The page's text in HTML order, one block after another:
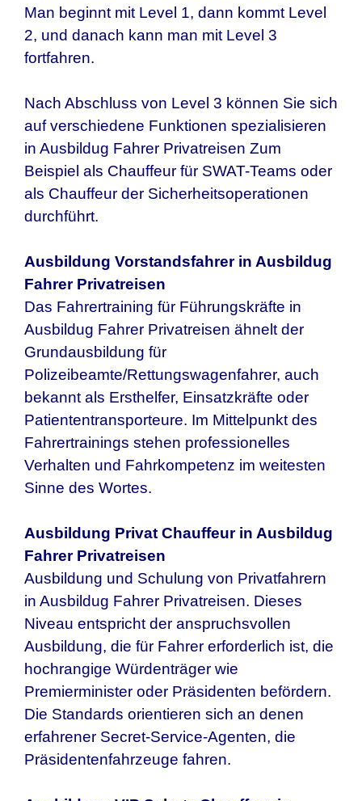
Man beginnt mit Level 1, dann kommt Level
2, und danach kann man mit Level 3
fortfahren.
Nach Abschluss von Level 3 können Sie sich
auf verschiedene Funktionen spezialisieren
in Ausbildug Fahrer Privatreisen Zum
Beispiel als Chauffeur für SWAT-Teams oder
als Chauffeur der Sicherheitsoperationen
durchführt.
Ausbildung Vorstandsfahrer in Ausbildug
Fahrer Privatreisen
Das Fahrertraining für Führungskräfte in
Ausbildug Fahrer Privatreisen ähnelt der
Grundausbildung für
Polizeibeamte/Rettungswagenfahrer, auch
bekannt als Ersthelfer, Einsatzkräfte oder
Patiententransporteure. Im Mittelpunkt des
Fahrertrainings stehen professionelles
Verhalten und Fahrkompetenz im weitesten
Sinne des Wortes.
Ausbildung Privat Chauffeur in Ausbildug
Fahrer Privatreisen
Ausbildung und Schulung von Privatfahrern
in Ausbildug Fahrer Privatreisen. Dieses
Niveau entspricht der anspruchsvollen
Ausbildung, die für Fahrer erforderlich ist, die
hochrangige Würdenträger wie
Premierminister oder Präsidenten befördern.
Die Standards orientieren sich an denen
erfahrener Secret-Service-Agenten, die
Präsidentenfahrzeuge fahren.